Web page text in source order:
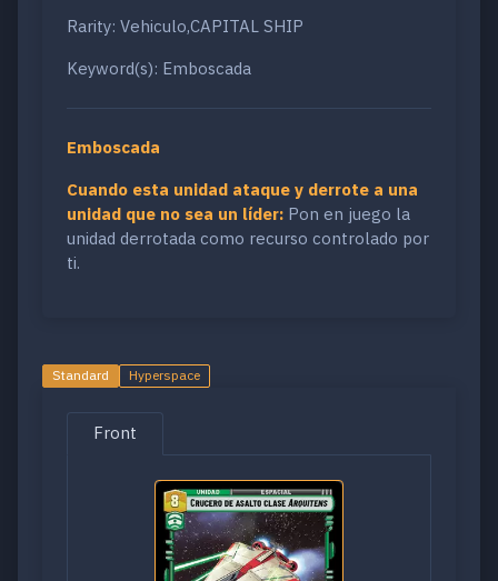
Rarity: Vehiculo,CAPITAL SHIP
Keyword(s): Emboscada
Emboscada
Cuando esta unidad ataque y derrote a una
unidad que no sea un líder: Pon en juego la
unidad derrotada como recurso controlado por
ti.
Standard Hyperspace
Front